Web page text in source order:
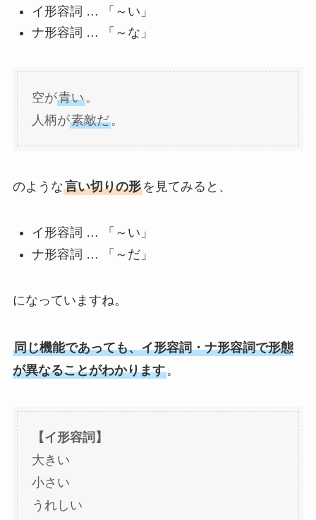
イ形容詞 … 「～い」
ナ形容詞 … 「～な」
空が青い。
人柄が素敵だ。
のような言い切りの形を見てみると、
イ形容詞 … 「～い」
ナ形容詞 … 「～だ」
になっていますね。
同じ機能であっても、イ形容詞・ナ形容詞で形態
が異なることがわかります。
【イ形容詞】
大きい
小さい
うれしい